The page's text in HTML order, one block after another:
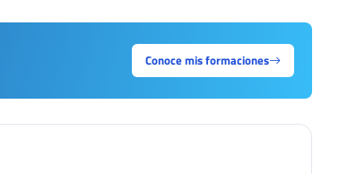
Conoce mis formaciones